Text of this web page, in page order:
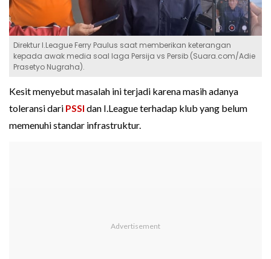
Direktur I.League Ferry Paulus saat memberikan keterangan
kepada awak media soal laga Persija vs Persib (Suara.com/Adie
Prasetyo Nugraha).
Kesit menyebut masalah ini terjadi karena masih adanya
toleransi dari PSSI dan I.League terhadap klub yang belum
memenuhi standar infrastruktur.